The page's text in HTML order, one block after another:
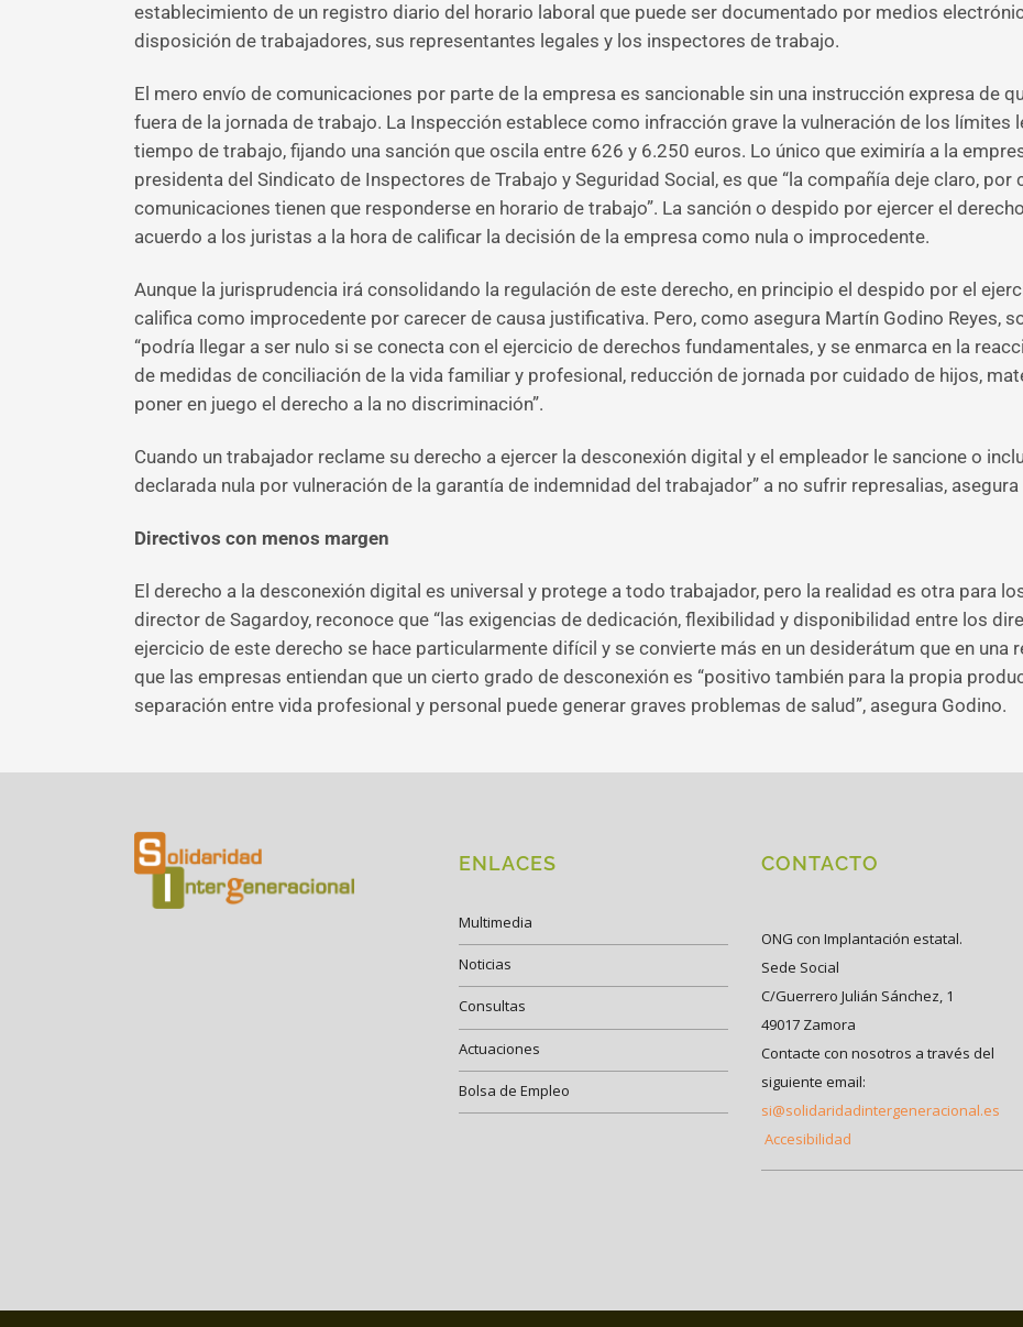
establecimiento de un registro diario del horario laboral que puede ser documentado por medios
disposición de trabajadores, sus representantes legales y los inspectores de trabajo.
El mero envío de comunicaciones por parte de la empresa es sancionable sin una instrucción expresa de
fuera de la jornada de trabajo. La Inspección establece como infracción grave la vulneración de los límites
tiempo de trabajo, fijando una sanción que oscila entre 626 y 6.250 euros. Lo único que eximiría a la
presidenta del Sindicato de Inspectores de Trabajo y Seguridad Social, es que “la compañía deje claro, por
comunicaciones tienen que responderse en horario de trabajo”. La sanción o despido por ejercer el
acuerdo a los juristas a la hora de calificar la decisión de la empresa como nula o improcedente.
Aunque la jurisprudencia irá consolidando la regulación de este derecho, en principio el despido por el
califica como improcedente por carecer de causa justificativa. Pero, como asegura Martín Godino Reyes,
“podría llegar a ser nulo si se conecta con el ejercicio de derechos fundamentales, y se enmarca en la
de medidas de conciliación de la vida familiar y profesional, reducción de jornada por cuidado de hijos,
poner en juego el derecho a la no discriminación”.
Cuando un trabajador reclame su derecho a ejercer la desconexión digital y el empleador le sancione o
declarada nula por vulneración de la garantía de indemnidad del trabajador” a no sufrir represalias,
Directivos con menos margen
El derecho a la desconexión digital es universal y protege a todo trabajador, pero la realidad es otra para
director de Sagardoy, reconoce que “las exigencias de dedicación, flexibilidad y disponibilidad entre los
ejercicio de este derecho se hace particularmente difícil y se convierte más en un desiderátum que en una
que las empresas entiendan que un cierto grado de desconexión es “positivo también para la propia
separación entre vida profesional y personal puede generar graves problemas de salud”, asegura Godino.
ENLACES
Multimedia
Noticias
Consultas
Actuaciones
Bolsa de Empleo
CONTACTO
ONG con Implantación estatal.
Sede Social
C/Guerrero Julián Sánchez, 1
49017 Zamora
Contacte con nosotros a través del
siguiente email:
si@solidaridadintergeneracional.es
Accesibilidad